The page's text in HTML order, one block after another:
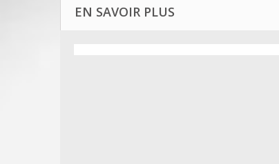
EN SAVOIR PLUS